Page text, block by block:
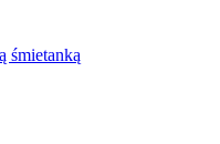
śmietanką